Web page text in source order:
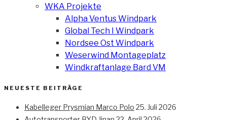
WKA Projekte
Alpha Ventus Windpark
Global Tech I Windpark
Nordsee Ost Windpark
Weserwind Montageplatz
Windkraftanlage Bard VM
NEUESTE BEITRÄGE
Kabelleger Prysmian Marco Polo 25. Juli 2026